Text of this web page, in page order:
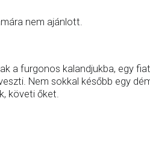
nem ajánlott.
a furgonos kalandjukba, egy
Nem sokkal később egy
követi őket.